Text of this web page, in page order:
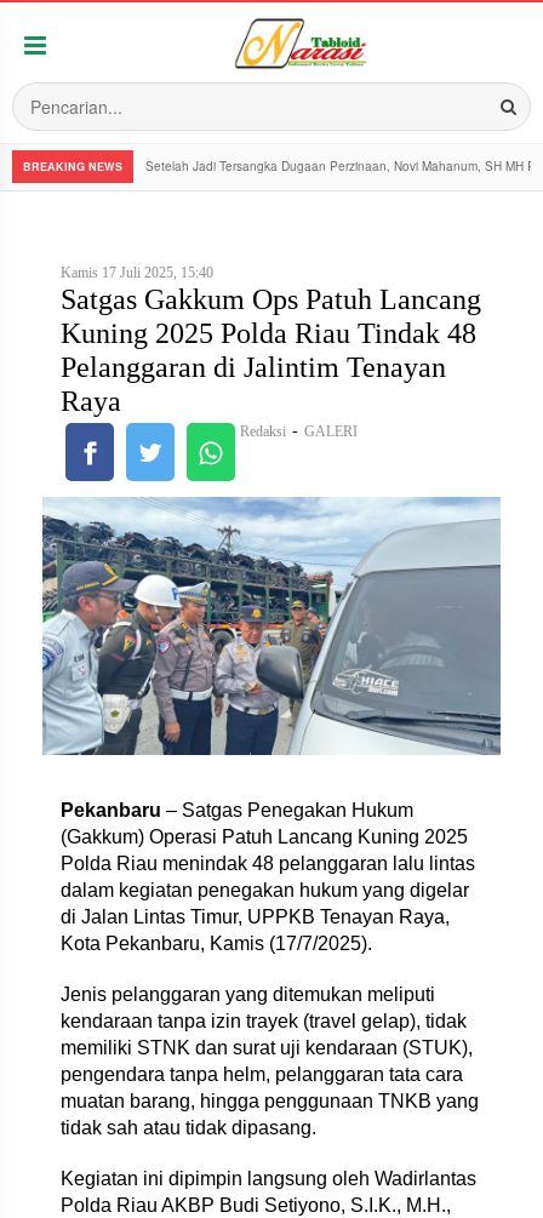
BREAKING NEWS Setelah Jadi Tersangka Dugaan Perzinaan, Novi Mahanum, SH MH
Kamis 17 Juli 2025, 15:40
Satgas Gakkum Ops Patuh Lancang
Kuning 2025 Polda Riau Tindak 48
Pelanggaran di Jalintim Tenayan
Raya
Redaksi - GALERI
Pekanbaru – Satgas Penegakan Hukum
(Gakkum) Operasi Patuh Lancang Kuning 2025
Polda Riau menindak 48 pelanggaran lalu lintas
dalam kegiatan penegakan hukum yang digelar
di Jalan Lintas Timur, UPPKB Tenayan Raya,
Kota Pekanbaru, Kamis (17/7/2025).
Jenis pelanggaran yang ditemukan meliputi
kendaraan tanpa izin trayek (travel gelap), tidak
memiliki STNK dan surat uji kendaraan (STUK),
pengendara tanpa helm, pelanggaran tata cara
muatan barang, hingga penggunaan TNKB yang
tidak sah atau tidak dipasang.
Kegiatan ini dipimpin langsung oleh Wadirlantas
Polda Riau AKBP Budi Setiyono, S.I.K., M.H.,